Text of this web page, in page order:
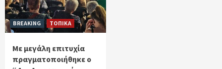
BREAKING ΤΟΠΙΚΑ
Με μεγάλη επιτυχία
πραγματοποιήθηκε ο